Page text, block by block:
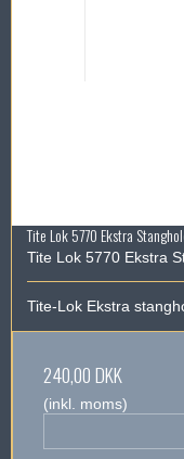
Tite Lok 5770 Ekstra
Tite Lok 5770 Ekstra
Tite-Lok Ekstra
240,00 DKK
(inkl. moms)